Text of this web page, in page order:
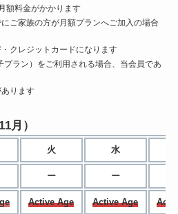
額料金がかかります
ご家族の方が月額プランへご加入の場合
クレジットカードになります
ラン）をご利用される場合、当会員であ
ります
月）
火 水
ー ー
Active Age Active Age